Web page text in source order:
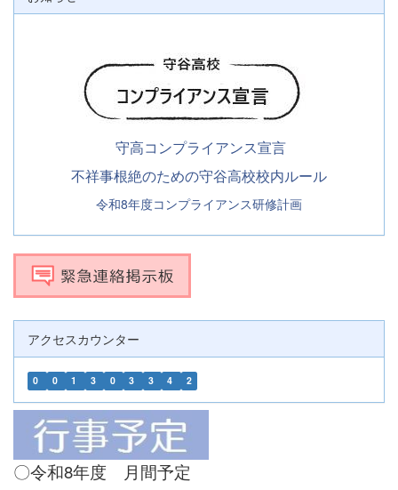
守高コンプライアンス宣言
不祥事根絶のための守谷高校校内ルール
令和8年度コンプライアンス研修計画
アクセスカウンター
0 0 1 3 0 3 3 4 2
〇令和8年度 月間予定